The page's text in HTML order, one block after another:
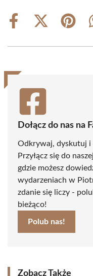
Share
Share
(Twitter)
Share
Dołącz do nas na
Odkrywaj, dyskutuj i
Przyłącz się do
gdzie możesz
wydarzeniach w
zdanie się liczy -
bieżąco!
Polub nas!
Zobacz Także